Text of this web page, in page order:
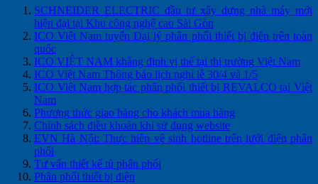
SCHNEIDER ELECTRIC đầu tư xây dựng nhà máy mới
hiện đại tại Khu công nghệ cao Sài Gòn
ICO Việt Nam tuyển Đại lý phân phối thiết bị điện trên toàn
quốc
ICO VIỆT NAM khẳng định vị thế tại thị trường Việt Nam
ICO Việt Nam Thông báo lịch nghỉ lễ 30/4 và 1/5
ICO Việt Nam hợp tác phân phối thiết bị REVALCO tại Việt
Nam
Phương thức giao hàng cho khách mua hàng
Chính sách điều khoản khi sử dụng website
EVN Hà Nội: Thực hiện vệ sinh hotline trên lưới điện phân
phối
Tư vấn thiết kế tủ phân phối
Phân phối thiết bị điện